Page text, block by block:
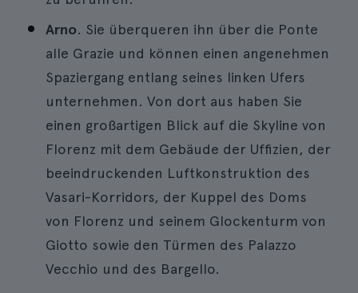
Arno. Sie überqueren ihn über die Ponte
alle Grazie und können einen angenehmen
Spaziergang entlang seines linken Ufers
unternehmen. Von dort aus haben Sie
einen großartigen Blick auf die Skyline von
Florenz mit dem Gebäude der Uffizien, der
beeindruckenden Luftkonstruktion des
Vasari-Korridors, der Kuppel des Doms
von Florenz und seinem Glockenturm von
Giotto sowie den Türmen des Palazzo
Vecchio und des Bargello.